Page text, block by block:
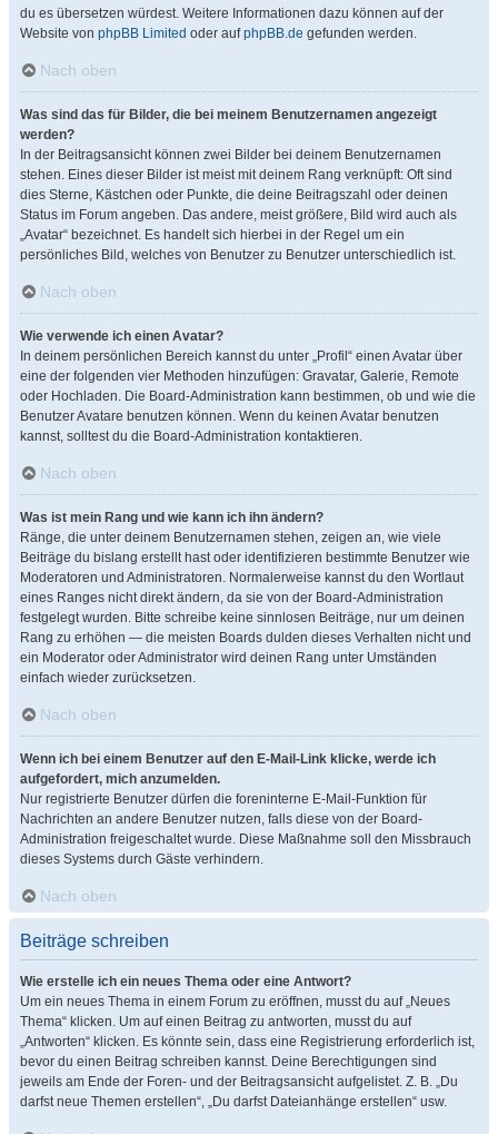
du es übersetzen würdest. Weitere Informationen dazu können auf der
Website von phpBB Limited oder aufphpBB.de gefunden werden.
Nach oben
Was sind das für Bilder, die bei meinem Benutzernamen angezeigt
werden?
In der Beitragsansicht können zwei Bilder bei deinem Benutzernamen
stehen. Eines dieser Bilder ist meist mit deinem Rang verknüpft: Oft sind
dies Sterne, Kästchen oder Punkte, die deine Beitragszahl oder deinen
Status im Forum angeben. Das andere, meist größere, Bild wird auch als
„Avatar“ bezeichnet. Es handelt sich hierbei in der Regel um ein
persönliches Bild, welches von Benutzer zu Benutzer unterschiedlich ist.
Nach oben
Wie verwende ich einen Avatar?
In deinem persönlichen Bereich kannst du unter „Profil“ einen Avatar über
eine der folgenden vier Methoden hinzufügen: Gravatar, Galerie, Remote
oder Hochladen. Die Board-Administration kann bestimmen, ob und wie die
Benutzer Avatare benutzen können. Wenn du keinen Avatar benutzen
kannst, solltest du die Board-Administration kontaktieren.
Nach oben
Was ist mein Rang und wie kann ich ihn ändern?
Ränge, die unter deinem Benutzernamen stehen, zeigen an, wie viele
Beiträge du bislang erstellt hast oder identifizieren bestimmte Benutzer wie
Moderatoren und Administratoren. Normalerweise kannst du den Wortlaut
eines Ranges nicht direkt ändern, da sie von der Board-Administration
festgelegt wurden. Bitte schreibe keine sinnlosen Beiträge, nur um deinen
Rang zu erhöhen — die meisten Boards dulden dieses Verhalten nicht und
ein Moderator oder Administrator wird deinen Rang unter Umständen
einfach wieder zurücksetzen.
Nach oben
Wenn ich bei einem Benutzer auf den E-Mail-Link klicke, werde ich
aufgefordert, mich anzumelden.
Nur registrierte Benutzer dürfen die foreninterne E-Mail-Funktion für
Nachrichten an andere Benutzer nutzen, falls diese von der Board-
Administration freigeschaltet wurde. Diese Maßnahme soll den Missbrauch
dieses Systems durch Gäste verhindern.
Nach oben
Beiträge schreiben
Wie erstelle ich ein neues Thema oder eine Antwort?
Um ein neues Thema in einem Forum zu eröffnen, musst du auf „Neues
Thema“ klicken. Um auf einen Beitrag zu antworten, musst du auf
„Antworten“ klicken. Es könnte sein, dass eine Registrierung erforderlich ist,
bevor du einen Beitrag schreiben kannst. Deine Berechtigungen sind
jeweils am Ende der Foren- und der Beitragsansicht aufgelistet. Z. B. „Du
darfst neue Themen erstellen“, „Du darfst Dateianhänge erstellen“ usw.